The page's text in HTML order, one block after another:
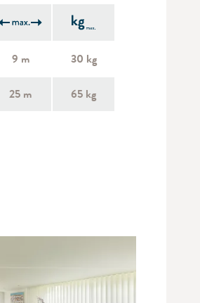
9 m 30 kg
25 m 65 kg